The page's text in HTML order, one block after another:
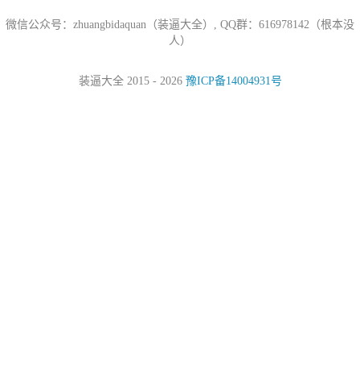
微信公众号：zhuangbidaquan（装逼大全）, QQ群：616978142（根本没
人）
装逼大全 2015 - 2026 豫ICP备14004931号